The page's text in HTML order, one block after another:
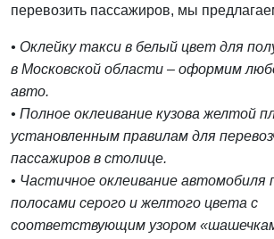
перевозить пассажиров, мы
• Оклейку такси в белый цвет для
в Московской области – оформим
авто.
• Полное оклеивание кузова желтой
установленным правилам для
пассажиров в столице.
• Частичное оклеивание автомобиля
полосами серого и желтого цвета с
соответствующим узором